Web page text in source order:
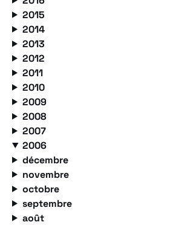
2015
2014
2013
2012
2011
2010
2009
2008
2007
2006
décembre
novembre
octobre
septembre
août